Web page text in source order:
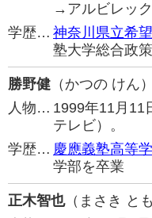
→アルビレッ
学歴… 神奈川県立希
塾大学総合政
勝野健 （かつの けん）
人物… 1999年11月11
テレビ）。
学歴… 慶應義塾高等
学部を卒業
正木智也（まさき とも